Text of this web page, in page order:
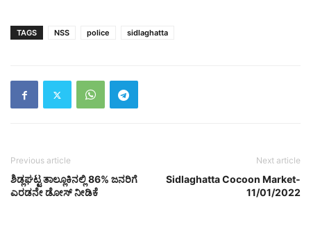
TAGS NSS police sidlaghatta
Previous article
ಶಿಡ್ಲಘಟ್ಟ ತಾಲ್ಲೂಕಿನಲ್ಲಿ 86% ಜನರಿಗೆ
ಎರಡನೇ ಡೋಸ್ ನೀಡಿಕೆ
Next article
Sidlaghatta Cocoon Market-
11/01/2022